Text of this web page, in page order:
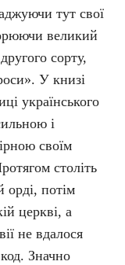
тут свої
великий
сорту,
У книзі
українського
і
своїм
століть
орді, потім
церкві, а
не вдалося
Значно